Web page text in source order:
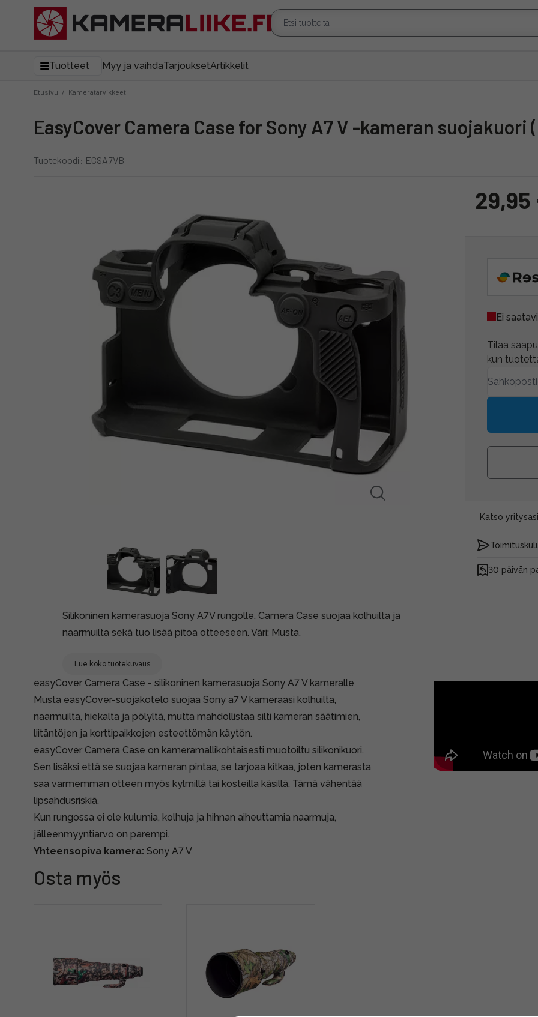
Tuotteet Myy ja vaihdaTarjouksetArtikkelit
Etusivu / Kameratarvikkeet
easyCover Camera Case for Sony A7 V -kameran suojakuori
Tuotekoodi: ECSA7VB
Silikoninen kamerasuoja Sony A7V rungolle. Camera Case suojaa kolhuilta ja
naarmuilta sekä tuo lisää pitoa otteeseen. Väri: Musta.
Lue koko tuotekuvaus
29,95
Ei
Tilaa
kun
Katso
30 päivän
easyCover Camera Case - silikoninen kamerasuoja Sony A7 V kameralle
Musta easyCover-suojakotelo suojaa Sony a7 V kameraasi kolhuilta,
naarmuilta, hiekalta ja pölyltä, mutta mahdollistaa silti kameran säätimien,
liitäntöjen ja korttipaikkojen esteettömän käytön.
easyCover Camera Case on kameramallikohtaisesti muotoiltu silikonikuori.
Sen lisäksi että se suojaa kameran pintaa, se tarjoaa kitkaa, joten kamerasta
saa varmemman otteen myös kylmillä tai kosteilla käsillä. Tämä vähentää
lipsahdusriskiä.
Kun rungossa ei ole kulumia, kolhuja ja hihnan aiheuttamia naarmuja,
jälleenmyyntiarvo on parempi.
Yhteensopiva kamera: Sony A7 V
Osta myös